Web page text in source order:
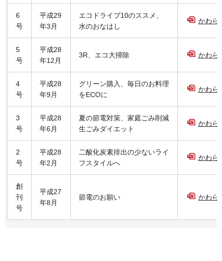
6
号
平成29
年3月
エコドライブ10のススメ、
水のおなはし
かわら
5
号
平成28
年12月
3R、エコ大掃除 かわら
4
号
平成28
年9月
グリーン購入、毎日のお料理
をECOに
かわら
3
号
平成28
年6月
夏の節電対策、家庭ごみ削減
生ごみダイエット
かわら
2
号
平成28
年2月
二酸化炭素排出の少ないライ
フスタイルへ
かわら
創
刊
号
平成27
年8月
節電のお願い かわら